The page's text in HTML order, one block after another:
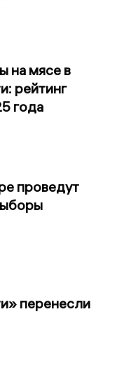
на мясе в
рейтинг
года
проведут
перенесли